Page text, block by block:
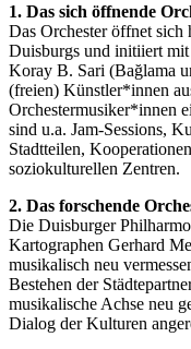
1. Das sich öffnende
Das Orchester öffnet sich
Duisburgs und initiiert
Koray B. Sari (Bağlama
(freien) Künstler*innen
Orchestermusiker*innen
sind u.a. Jam-Sessions,
Stadtteilen,
soziokulturellen Zentren.
2. Das forschende
Die Duisburger
Kartographen Gerhard
musikalisch neu
Bestehen der
musikalische Achse neu
Dialog der Kulturen